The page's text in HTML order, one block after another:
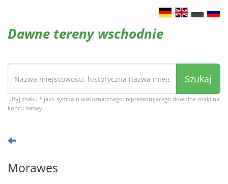
Dawne tereny wschodnie
Szukaj
Użyj znaku * jako symbolu wieloznacznego, reprezentującego dowolne znaki na
końcu nazwy
Morawes